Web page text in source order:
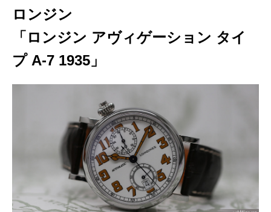
ロンジン
「ロンジン アヴィゲーション タイ
プ A-7 1935」